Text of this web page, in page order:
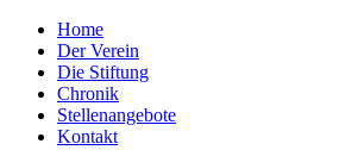
Home
Der Verein
Die Stiftung
Chronik
Stellenangebote
Kontakt